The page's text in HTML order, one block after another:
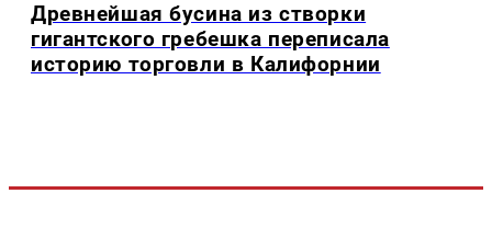
Древнейшая бусина из створки
гигантского гребешка переписала
историю торговли в Калифорнии